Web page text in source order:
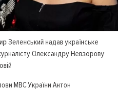
Зеленський надав українське
Олександру Невзорову
МВС України Антон